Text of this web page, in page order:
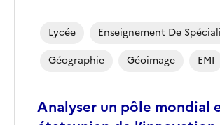
Analyser un pôle mondial
Lycée
Enseignement De
Géographie
Géoimage EMI